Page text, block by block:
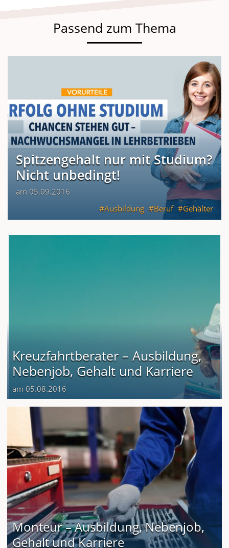
Passend zum Thema
Spitzengehalt nur mit Studium?
Nicht unbedingt!
am 05.09.2016
Ausbildung
Beruf Gehälter
Kreuzfahrtberater – Ausbildung,
Nebenjob, Gehalt und Karriere
am 05.08.2016
Monteur – Ausbildung, Nebenjob,
Gehalt und Karriere